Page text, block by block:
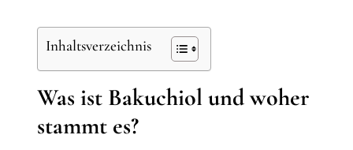
Inhaltsverzeichnis
Was ist Bakuchiol und woher
stammt es?